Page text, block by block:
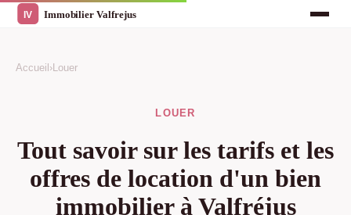
Accueil ›Louer
LOUER
Tout savoir sur les tarifs et les
offres de location d'un bien
immobilier à Valfréjus